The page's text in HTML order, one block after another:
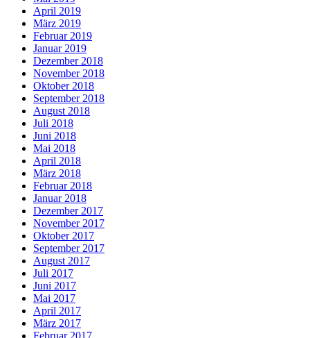
April 2019
März 2019
Februar 2019
Januar 2019
Dezember 2018
November 2018
Oktober 2018
September 2018
August 2018
Juli 2018
Juni 2018
Mai 2018
April 2018
März 2018
Februar 2018
Januar 2018
Dezember 2017
November 2017
Oktober 2017
September 2017
August 2017
Juli 2017
Juni 2017
Mai 2017
April 2017
März 2017
Februar 2017